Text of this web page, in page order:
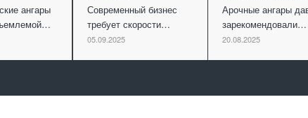
ангары
Современный бизнес
требует скорости…
05.09.2025
Арочные ангары
зарекомендовали…
20.08.2025